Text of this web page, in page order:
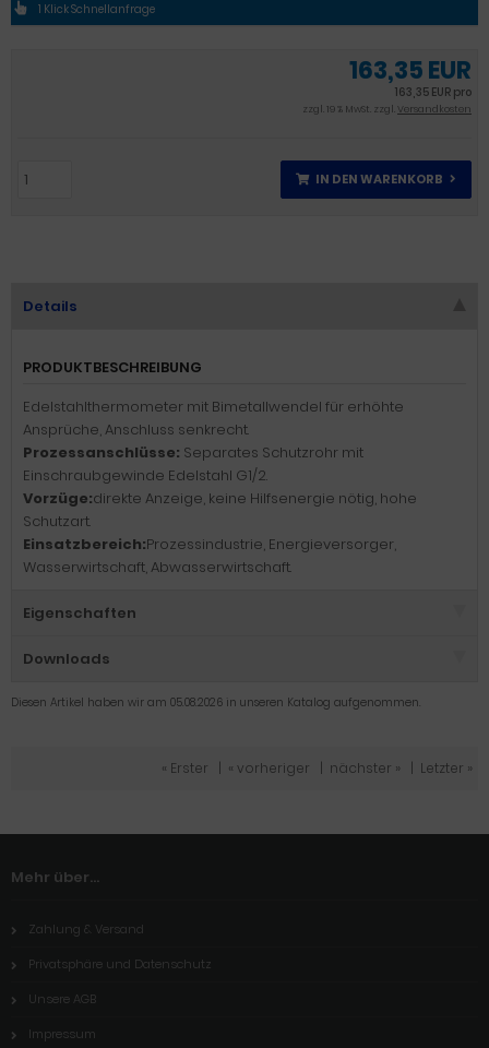
163,35 EUR
163,35 EUR pro
zzgl. 19 % MwSt. zzgl.Versandkosten
IN DEN WARENKORB
1 Klick Schnellanfrage
Details
PRODUKTBESCHREIBUNG
Edelstahlthermometer mit Bimetallwendel für erhöhte
Ansprüche, Anschluss senkrecht.
Prozessanschlüsse: Separates Schutzrohr mit
Einschraubgewinde Edelstahl G1/2.
Vorzüge:direkte Anzeige, keine Hilfsenergie nötig, hohe
Schutzart.
Einsatzbereich:Prozessindustrie, Energieversorger,
Wasserwirtschaft, Abwasserwirtschaft.
Eigenschaften
Downloads
Diesen Artikel haben wir am 05.08.2026 in unseren Katalog aufgenommen.
« Erster « vorheriger nächster » Letzter »
Mehr über...
Zahlung & Versand
Privatsphäre und Datenschutz
Unsere AGB
Impressum